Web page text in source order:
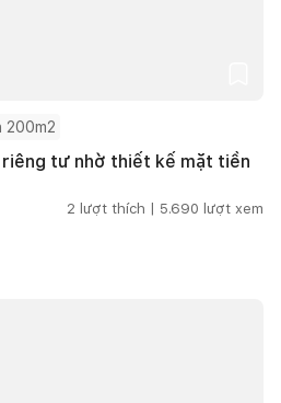
200m2
riêng tư nhờ thiết kế mặt tiền
2 lượt thích | 5.690 lượt xem